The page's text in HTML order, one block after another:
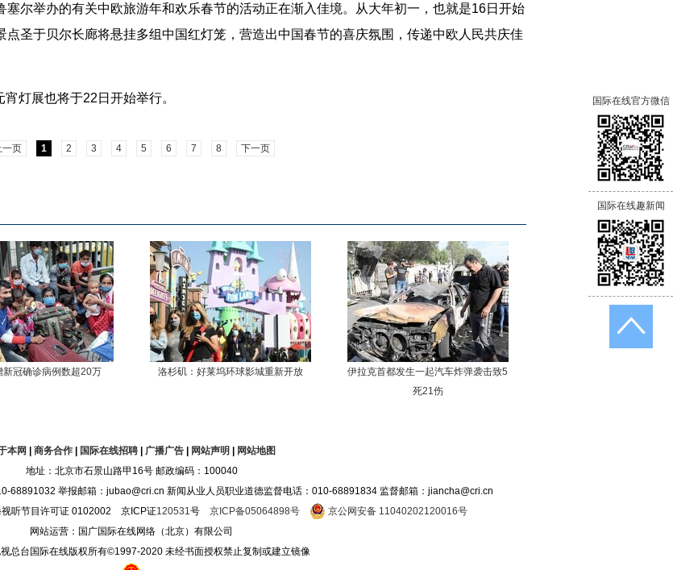
举办的有关中欧旅游年和欢乐春节的活动正在渐入佳境。从大年初一，也就是16日开始
圣于贝尔长廊将悬挂多组中国红灯笼，营造出中国春节的喜庆氛围，传递中欧人民共庆佳
展也将于22日开始举行。
一页 1 2 3 4 5 6 7 8 下一页
新冠确诊病例数超20万 洛杉矶：好莱坞环球影城重新开放
伊拉克首都发生一起汽车炸弹袭击致5
死21伤
本网 | 商务合作| 国际在线招聘| 广播广告| 网站声明 | 网站地图
地址：北京市石景山路甲16号 邮政编码：100040
68891032 举报邮箱：jubao@cri.cn 新闻从业人员职业道德监督电话：010-68891834 监督邮箱：jiancha@cri.cn
视听节目许可证 0102002 京ICP证120531 号 京ICP备05064898号
京公网安备 11040202120016号
网站运营：国广国际在线网络（北京）有限公司
总台国际在线版权所有©1997-2020 未经书面授权禁止复制或建立镜像
国际在线官方微信
国际在线趣新闻